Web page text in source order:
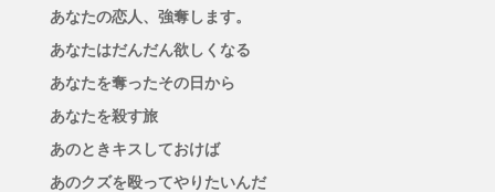
あなたの恋人、強奪します。
あなたはだんだん欲しくなる
あなたを奪ったその日から
あなたを殺す旅
あのときキスしておけば
あのクズを殴ってやりたいんだ